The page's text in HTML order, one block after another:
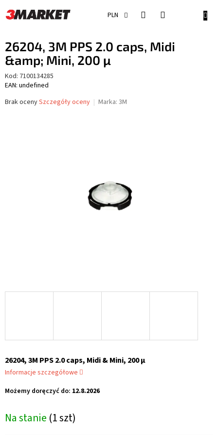
do
treści
PLN
26204, 3M PPS 2.0 caps, Midi
&amp; Mini, 200 μ
Kod: 7100134285
EAN: undefined
Średnia
Brak ocenySzczegóły oceny Marka: 3M
Na stanie (1 szt)
Możemy doręczyć do: 12.8.2026
26204, 3M PPS 2.0 caps, Midi & Mini, 200 μ
Informacje szczegółowe